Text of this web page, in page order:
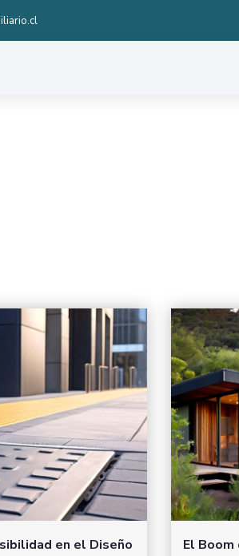
en el Diseño
El